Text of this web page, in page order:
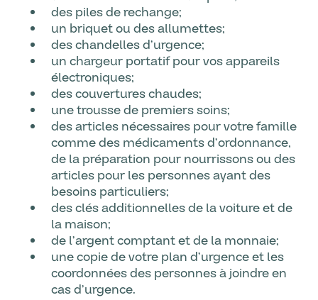
des piles de rechange;
un briquet ou des allumettes;
des chandelles d’urgence;
un chargeur portatif pour vos appareils
électroniques;
des couvertures chaudes;
une trousse de premiers soins;
des articles nécessaires pour votre famille
comme des médicaments d’ordonnance,
de la préparation pour nourrissons ou des
articles pour les personnes ayant des
besoins particuliers;
des clés additionnelles de la voiture et de
la maison;
de l’argent comptant et de la monnaie;
une copie de votre plan d’urgence et les
coordonnées des personnes à joindre en
cas d’urgence.